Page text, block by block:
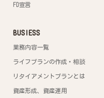
FD宣言
BUSIESS
業務内容一覧
ライフプランの作成・相談
リタイアメントプランとは
資産形成、資産運用